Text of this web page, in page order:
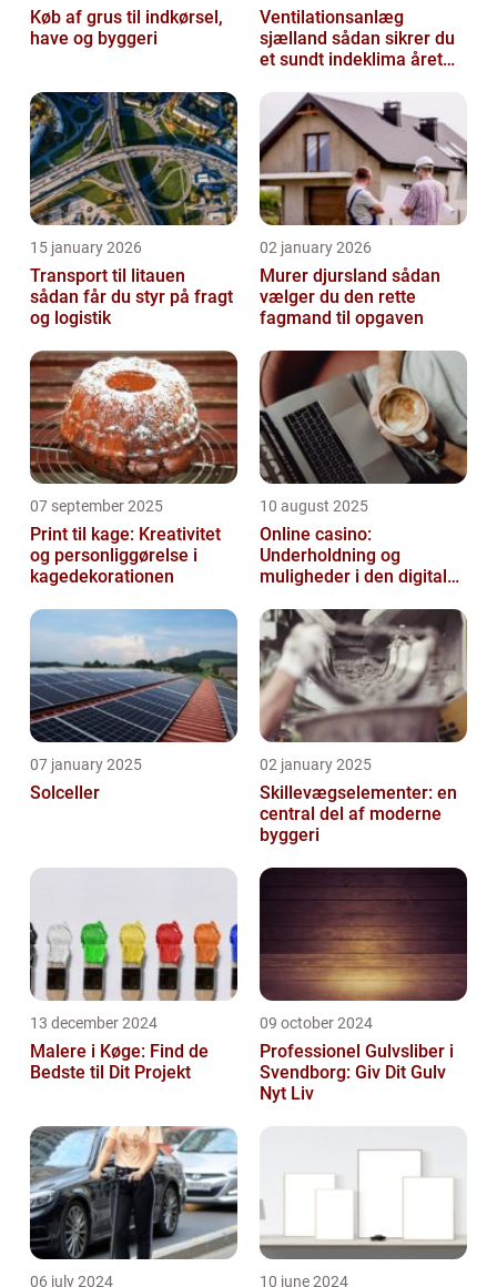
Køb af grus til indkørsel,
have og byggeri
Ventilationsanlæg
sjælland sådan sikrer du
et sundt indeklima året
15 january 2026
Transport til litauen
sådan får du styr på fragt
og logistik
02 january 2026
Murer djursland sådan
vælger du den rette
fagmand til opgaven
07 september 2025
Print til kage: Kreativitet
og personliggørelse i
kagedekorationen
10 august 2025
Online casino:
Underholdning og
muligheder i den digitale
07 january 2025
Solceller
02 january 2025
Skillevægselementer: en
central del af moderne
byggeri
13 december 2024
Malere i Køge: Find de
Bedste til Dit Projekt
09 october 2024
Professionel Gulvsliber i
Svendborg: Giv Dit Gulv
Nyt Liv
06 july 2024 10 june 2024